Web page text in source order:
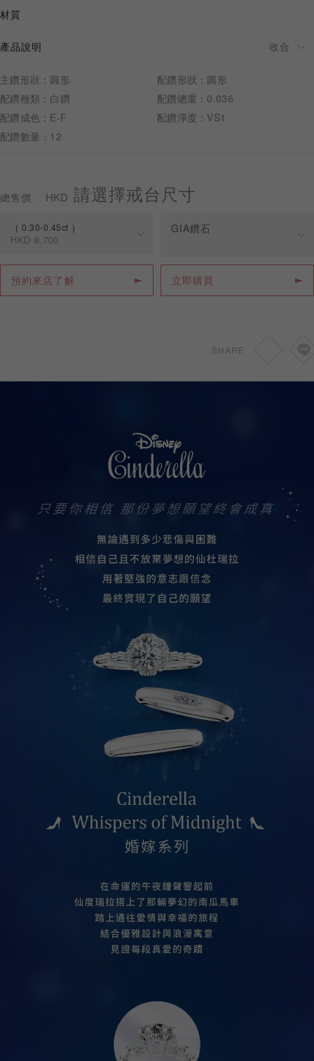
材質
產品說明
主鑽形狀：圓形
配鑽形狀：圓形
配鑽種類：白鑽
配鑽總重：0.036
配鑽成色：E-F
配鑽淨度：VS1
配鑽數量：12
總售價 HKD 請選擇戒台尺寸
0.30-0.45ct
HKD 8,700
規格 價格
0.30-0.45ct HKD 8,700
GIA鑽石
立即購買
預約來店了解
SHARE